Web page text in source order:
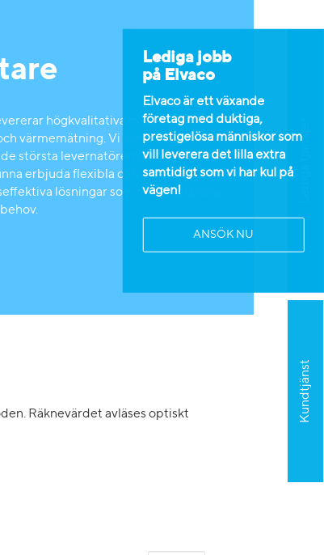
Kundtjänst
Lediga tjänster
Lediga jobb
på Elvaco
Elvaco är ett växande
företag med duktiga,
prestigelösa människor som
vill leverera det lilla extra
samtidigt som vi har kul på
vägen!
ANSÖK NU
högkvalitativa mätare för el-,
värmemätning. Vi samarbetar med
de största levernatörerna på marknaden
erbjuda flexibla och
lösningar som möter alla våra
Räknevärdet avläses optiskt